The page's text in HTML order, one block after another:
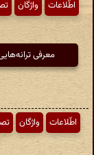
اطّلاعات واژگان
معرفی
اطّلاعات واژگان